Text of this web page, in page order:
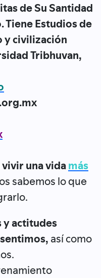
de Su Santidad
Tiene Estudios de
y civilización
Tribhuvan,
una vidamás
sabemos lo que
y actitudes
así como